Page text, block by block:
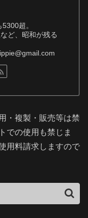
超。
ど、昭和が残る
・複製・販売等は禁
での使用も禁じま
用料請求しますので